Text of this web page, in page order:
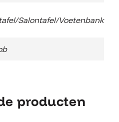
Salontafel/Voetenbank
producten